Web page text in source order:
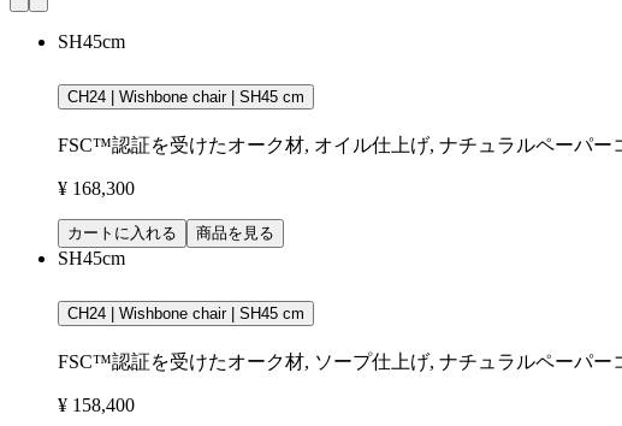
SH45cm
CH24 | Wishbone chair | SH45 cm
FSC™認証を受けたオーク材, オイル仕上げ, ナチュラルペーパー
¥ 168,300
カートに入れる 商品を見る
SH45cm
CH24 | Wishbone chair | SH45 cm
FSC™認証を受けたオーク材, ソープ仕上げ, ナチュラルペーパー
¥ 158,400